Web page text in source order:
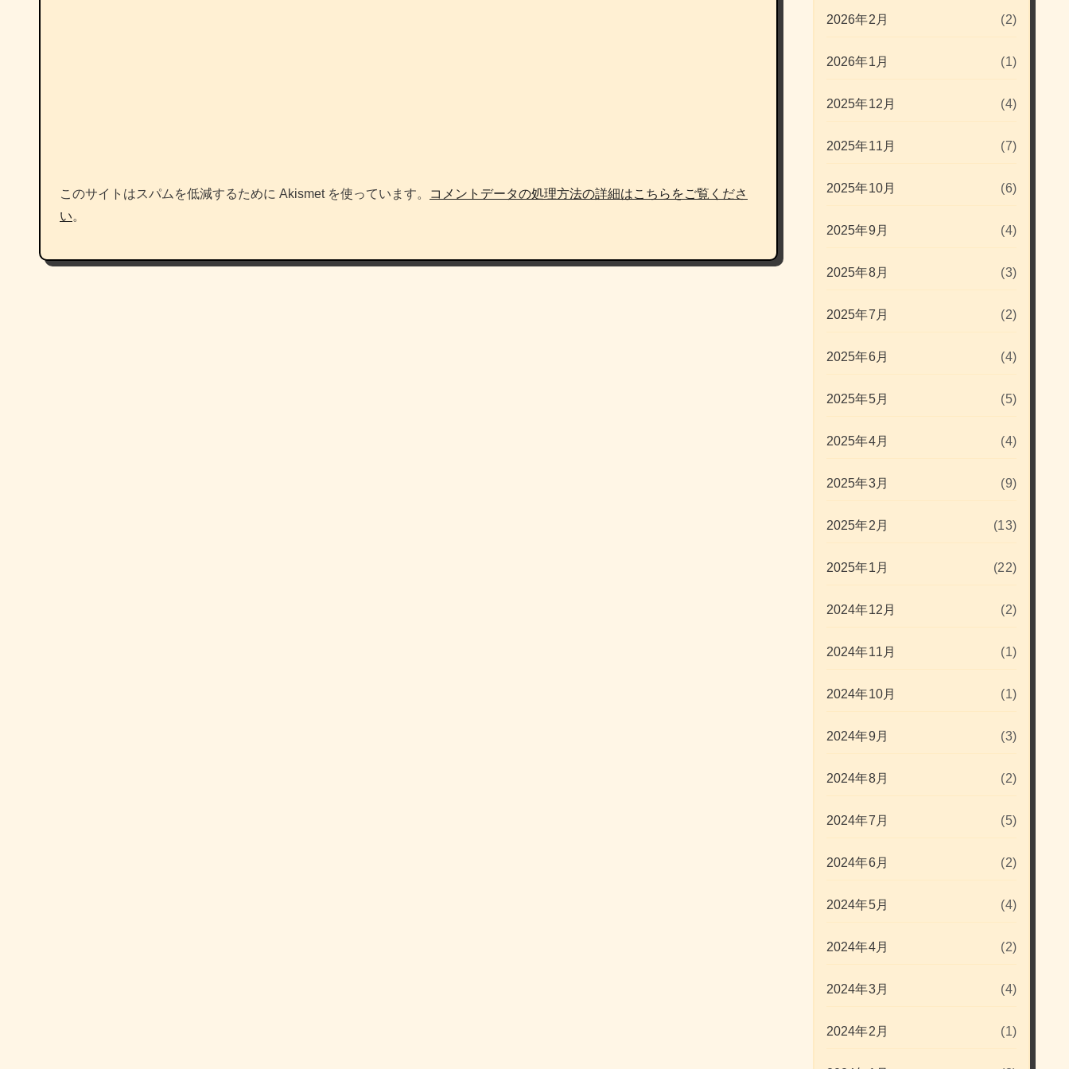
このサイトはスパムを低減するために Akismet を使っています。
コメントデータの処理方法の詳細はこちらをご覧くださ
い。
2026年2月 (2)
2026年1月 (1)
2025年12月 (4)
2025年11月 (7)
2025年10月 (6)
2025年9月 (4)
2025年8月 (3)
2025年7月 (2)
2025年6月 (4)
2025年5月 (5)
2025年4月 (4)
2025年3月 (9)
2025年2月 (13)
2025年1月 (22)
2024年12月 (2)
2024年11月 (1)
2024年10月 (1)
2024年9月 (3)
2024年8月 (2)
2024年7月 (5)
2024年6月 (2)
2024年5月 (4)
2024年4月 (2)
2024年3月 (4)
2024年2月 (1)